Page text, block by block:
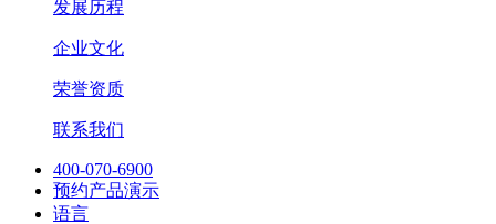
发展历程
企业文化
荣誉资质
联系我们
400-070-6900
预约产品演示
语言